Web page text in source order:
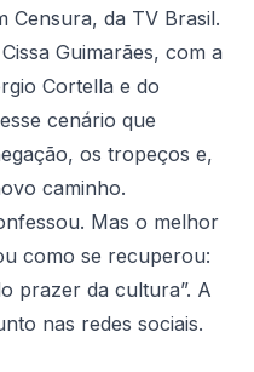
Censura, da TV Brasil.
Guimarães, com a
Cortella e do
cenário que
os tropeços e,
caminho.
Mas o melhor
como se recuperou:
prazer da cultura”. A
nas redes sociais.